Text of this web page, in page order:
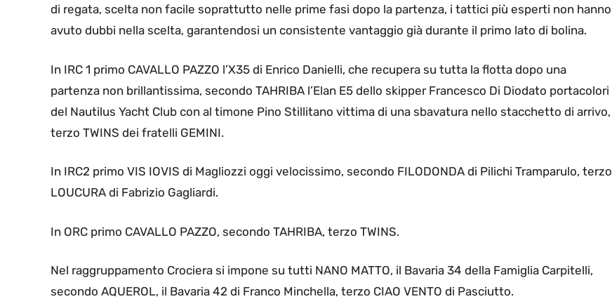
di regata, scelta non facile soprattutto nelle prime fasi dopo la partenza, i tattici più esperti non hanno
avuto dubbi nella scelta, garantendosi un consistente vantaggio già durante il primo lato di bolina.
In IRC 1 primo CAVALLO PAZZO l’X35 di Enrico Danielli, che recupera su tutta la flotta dopo una
partenza non brillantissima, secondo TAHRIBA l’Elan E5 dello skipper Francesco Di Diodato portacolori
del Nautilus Yacht Club con al timone Pino Stillitano vittima di una sbavatura nello stacchetto di arrivo,
terzo TWINS dei fratelli GEMINI.
In IRC2 primo VIS IOVIS di Magliozzi oggi velocissimo, secondo FILODONDA di Pilichi Tramparulo, terzo
LOUCURA di Fabrizio Gagliardi.
In ORC primo CAVALLO PAZZO, secondo TAHRIBA, terzo TWINS.
Nel raggruppamento Crociera si impone su tutti NANO MATTO, il Bavaria 34 della Famiglia Carpitelli,
secondo AQUEROL, il Bavaria 42 di Franco Minchella, terzo CIAO VENTO di Pasciutto.